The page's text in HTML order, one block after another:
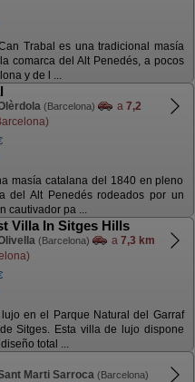
Trabal es una tradicional masía
comarca del Alt Penedés, a pocos
y de l ...
(Barcelona) a 7,2
masía catalana del 1840 en pleno
del Alt Penedés rodeados por un
cautivador pa ...
Villa In Sitges Hills
(Barcelona) a 7,3 km
en el Parque Natural del Garraf
Sitges. Esta villa de lujo dispone
total ...
Marti Sarroca (Barcelona)